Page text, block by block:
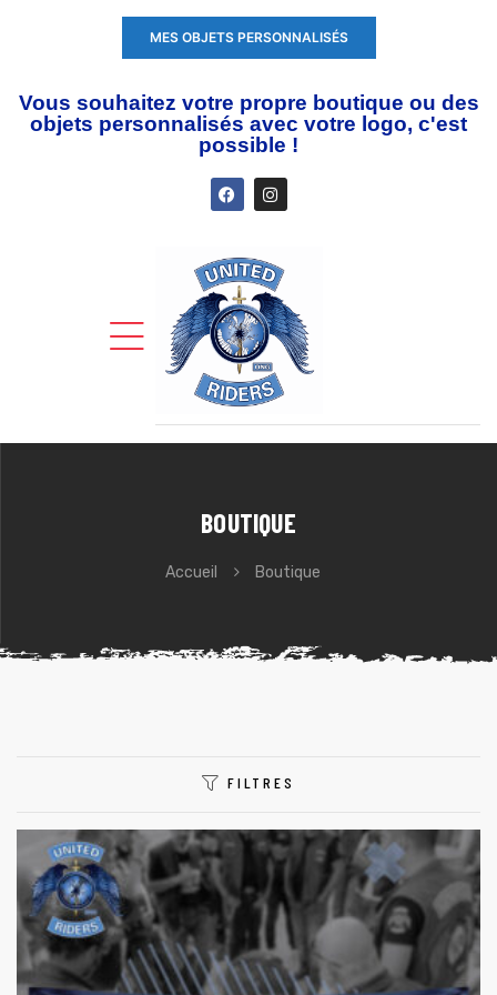
MES OBJETS PERSONNALISÉS
Vous souhaitez votre propre boutique ou des
objets personnalisés avec votre logo, c'est
possible !
BOUTIQUE
Accueil Boutique
FILTRES